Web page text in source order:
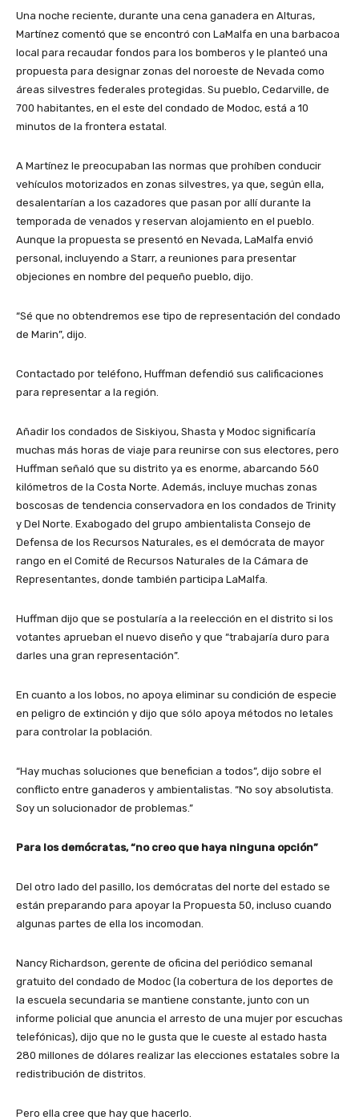
Una noche reciente, durante una cena ganadera en Alturas,
Martínez comentó que se encontró con LaMalfa en una barbacoa
local para recaudar fondos para los bomberos y le planteó una
propuesta para designar zonas del noroeste de Nevada como
áreas silvestres federales protegidas. Su pueblo, Cedarville, de
700 habitantes, en el este del condado de Modoc, está a 10
minutos de la frontera estatal.
A Martínez le preocupaban las normas que prohíben conducir
vehículos motorizados en zonas silvestres, ya que, según ella,
desalentarían a los cazadores que pasan por allí durante la
temporada de venados y reservan alojamiento en el pueblo.
Aunque la propuesta se presentó en Nevada, LaMalfa envió
personal, incluyendo a Starr, a reuniones para presentar
objeciones en nombre del pequeño pueblo, dijo.
“Sé que no obtendremos ese tipo de representación del condado
de Marin”, dijo.
Contactado por teléfono, Huffman defendió sus calificaciones
para representar a la región.
Añadir los condados de Siskiyou, Shasta y Modoc significaría
muchas más horas de viaje para reunirse con sus electores, pero
Huffman señaló que su distrito ya es enorme, abarcando 560
kilómetros de la Costa Norte. Además, incluye muchas zonas
boscosas de tendencia conservadora en los condados de Trinity
y Del Norte. Exabogado del grupo ambientalista Consejo de
Defensa de los Recursos Naturales, es el demócrata de mayor
rango en el Comité de Recursos Naturales de la Cámara de
Representantes, donde también participa LaMalfa.
Huffman dijo que se postularía a la reelección en el distrito si los
votantes aprueban el nuevo diseño y que “trabajaría duro para
darles una gran representación”.
En cuanto a los lobos, no apoya eliminar su condición de especie
en peligro de extinción y dijo que sólo apoya métodos no letales
para controlar la población.
“Hay muchas soluciones que benefician a todos”, dijo sobre el
conflicto entre ganaderos y ambientalistas. “No soy absolutista.
Soy un solucionador de problemas.”
Para los demócratas, “no creo que haya ninguna opción”
Del otro lado del pasillo, los demócratas del norte del estado se
están preparando para apoyar la Propuesta 50, incluso cuando
algunas partes de ella los incomodan.
Nancy Richardson, gerente de oficina del periódico semanal
gratuito del condado de Modoc (la cobertura de los deportes de
la escuela secundaria se mantiene constante, junto con un
informe policial que anuncia el arresto de una mujer por escuchas
telefónicas), dijo que no le gusta que le cueste al estado hasta
280 millones de dólares realizar las elecciones estatales sobre la
redistribución de distritos.
Pero ella cree que hay que hacerlo.